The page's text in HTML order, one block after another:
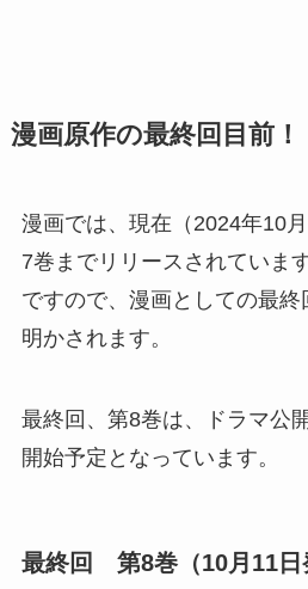
漫画原作の最終回目前！
漫画では、現在（2024年10
7巻までリリースされています
ですので、漫画としての最終
明かされます。
最終回、第8巻は、ドラマ公
開始予定となっています。
最終回 第8巻（10月11日